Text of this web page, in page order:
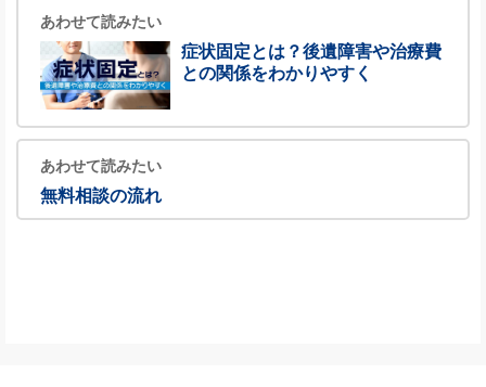
あわせて読みたい
症状固定とは？後遺障害や治療費
との関係をわかりやすく
あわせて読みたい
無料相談の流れ